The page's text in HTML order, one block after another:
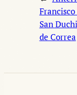
San
de Correa